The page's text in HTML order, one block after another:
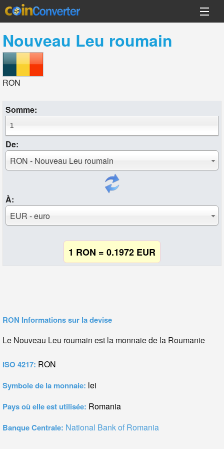
Nouveau Leu roumain
RON
Somme:
De:
RON - Nouveau Leu roumain
À:
EUR - euro
1 RON = 0.1972 EUR
RON Informations sur la devise
Le Nouveau Leu roumain est la monnaie de la Roumanie
ISO 4217: RON
Symbole de la monnaie: lei
Pays où elle est utilisée: Romania
Banque Centrale: National Bank of Romania